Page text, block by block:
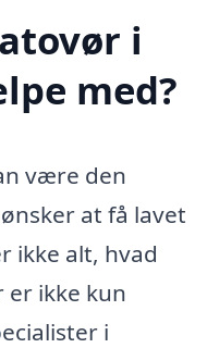
i
med?
være den
at få lavet
ikke alt, hvad
er ikke kun
i